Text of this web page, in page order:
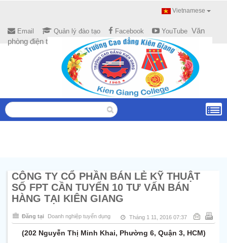
Vietnamese
Email Quản lý đào tạo Facebook YouTube Văn
phòng điện tử
CÔNG TY CỔ PHẦN BÁN LẺ KỸ THUẬT
SỐ FPT CẦN TUYỂN 10 TƯ VẤN BÁN
HÀNG TẠI KIÊN GIANG
Đăng tại Doanh nghiệp tuyển dụng Tháng 1 11, 2016 07:37
(202 Nguyễn Thị Minh Khai, Phường 6, Quận 3, HCM)